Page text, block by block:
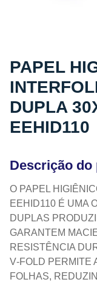
PAPEL
DUPLA
EEHID110
Descrição do
O PAPEL
EEHID110 É UMA
DUPLAS
GARANTEM
RESISTÊNCIA
V‑FOLD PERMITE
FOLHAS,